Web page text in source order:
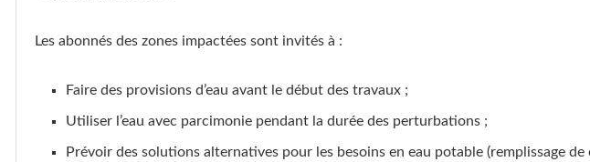
Les abonnés des zones impactées sont invités à :
Faire des provisions d’eau avant le début des travaux ;
Utiliser l’eau avec parcimonie pendant la durée des perturbations ;
Prévoir des solutions alternatives pour les besoins en eau potable (remplissage